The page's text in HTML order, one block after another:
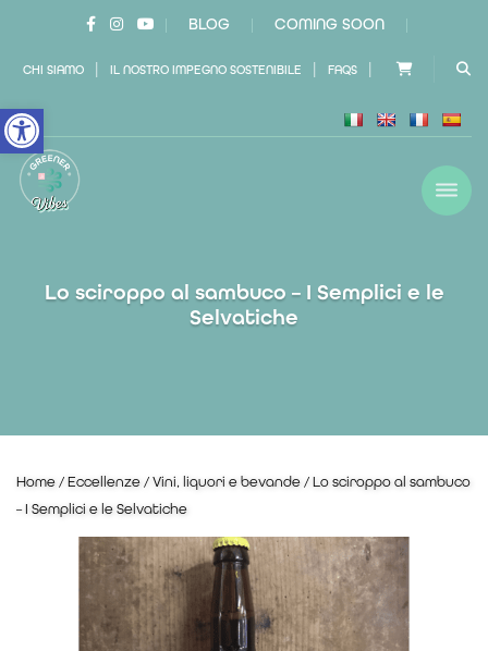
Open toolbar
BLOG COMING SOON
CHI SIAMO IL NOSTRO IMPEGNO SOSTENIBILE FAQS
Lo sciroppo al sambuco – I Semplici e le
Selvatiche
Home / Eccellenze / Vini, liquori e bevande / Lo sciroppo al sambuco
– I Semplici e le Selvatiche